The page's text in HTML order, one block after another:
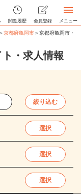
閲覧履歴 会員登録 メニュー
＞京都府亀岡市＞京都府亀岡市・
・求人情報
絞り込む
選択
選択
選択